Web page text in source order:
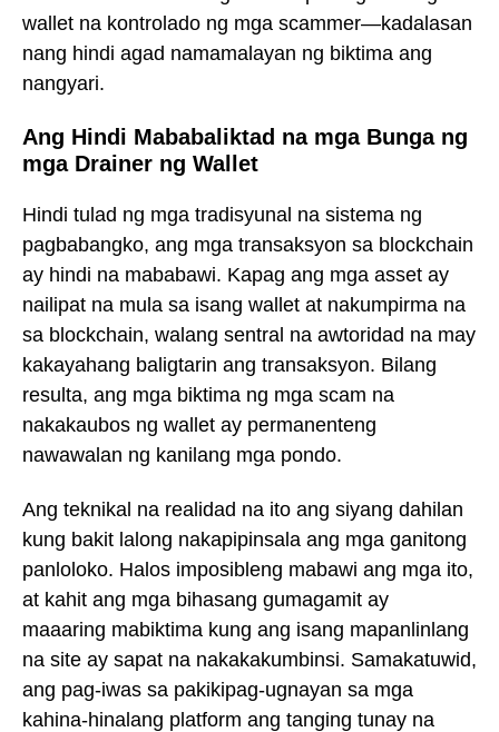
wallet na kontrolado ng mga scammer—kadalasan
nang hindi agad namamalayan ng biktima ang
nangyari.
Ang Hindi Mababaliktad na mga Bunga ng
mga Drainer ng Wallet
Hindi tulad ng mga tradisyunal na sistema ng
pagbabangko, ang mga transaksyon sa blockchain
ay hindi na mababawi. Kapag ang mga asset ay
nailipat na mula sa isang wallet at nakumpirma na
sa blockchain, walang sentral na awtoridad na may
kakayahang baligtarin ang transaksyon. Bilang
resulta, ang mga biktima ng mga scam na
nakakaubos ng wallet ay permanenteng
nawawalan ng kanilang mga pondo.
Ang teknikal na realidad na ito ang siyang dahilan
kung bakit lalong nakapipinsala ang mga ganitong
panloloko. Halos imposibleng mabawi ang mga ito,
at kahit ang mga bihasang gumagamit ay
maaaring mabiktima kung ang isang mapanlinlang
na site ay sapat na nakakakumbinsi. Samakatuwid,
ang pag-iwas sa pakikipag-ugnayan sa mga
kahina-hinalang platform ang tanging tunay na